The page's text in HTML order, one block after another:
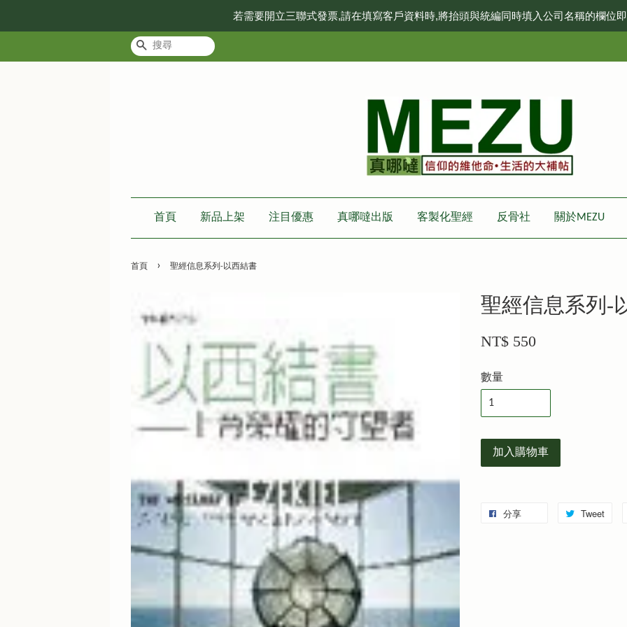
若需要開立三聯式發票,請在填寫客戶資料時,將抬頭與統編同時填入公司名稱的欄位
搜尋
首頁 新品上架 注目優惠 真哪噠出版 客製化聖經 反骨社 關於MEZU
首頁 › 聖經信息系列-以西結書
聖經信息系列-
NT$ 550
數量
加入購物車
分享 Tweet